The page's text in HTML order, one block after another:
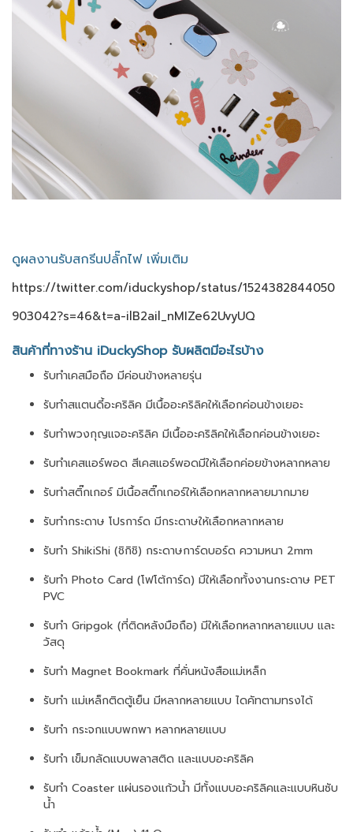
ดูผลงานรับสกรีนปลั๊กไฟ เพิ่มเติม
https://twitter.com/iduckyshop/status/1524382844050
903042?s=46&t=a-ilB2ail_nMIZe62UvyUQ
สินค้าที่ทางร้าน iDuckyShop รับผลิตมีอะไรบ้าง
รับทำเคสมือถือ มีค่อนข้างหลายรุ่น
รับทำสแตนดี้อะคริลิค มีเนื้ออะคริลิคให้เลือกค่อนข้างเยอะ
รับทำพวงกุญแจอะคริลิค มีเนื้ออะคริลิคให้เลือกค่อนข้างเยอะ
รับทำเคสแอร์พอด สีเคสแอร์พอดมีให้เลือกค่อยข้างหลากหลาย
รับทำสติ๊กเกอร์ มีเนื้อสติ๊กเกอร์ให้เลือกหลากหลายมากมาย
รับทำกระดาษ โปรการ์ด มีกระดาษให้เลือกหลากหลาย
รับทำ ShikiShi (ชิกิชิ) กระดาษการ์ดบอร์ด ความหนา 2mm
รับทำ Photo Card (โฟโต้การ์ด) มีให้เลือกทั้งงานกระดาษ PET
PVC
รับทำ Gripgok (ที่ติดหลังมือถือ) มีให้เลือกหลากหลายแบบ และ
วัสดุ
รับทำ Magnet Bookmark ที่คั่นหนังสือแม่เหล็ก
รับทำ แม่เหล็กติดตู้เย็น มีหลากหลายแบบ ไดคัทตามทรงได้
รับทำ กระจกแบบพกพา หลากหลายแบบ
รับทำ เข็มกลัดแบบพลาสติด และแบบอะคริลิค
รับทำ Coaster แผ่นรองแก้วน้ำ มีทั้งแบบอะคริลิคและแบบหินซับ
น้ำ